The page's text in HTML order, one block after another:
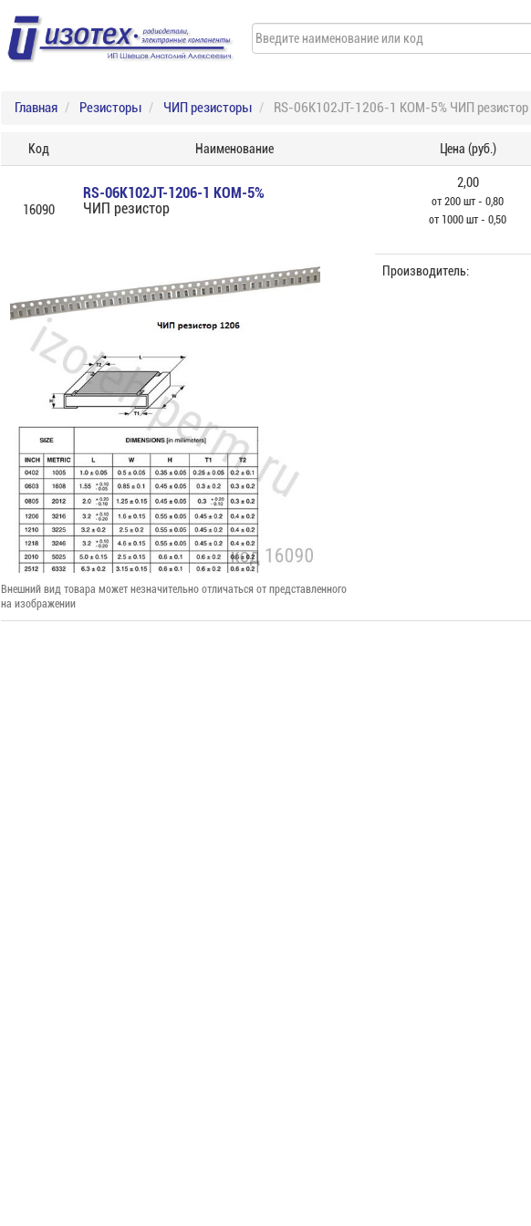
Главная Резисторы ЧИП резисторы RS-06K102JT-1206-1 КОМ-5% ЧИП резистор
Код Наименование Цена (руб.)
16090
RS-06K102JT-1206-1 КОМ-5%
ЧИП резистор
2,00
от 200 шт - 0,80
от 1000 шт - 0,50
Внешний вид товара может незначительно отличаться от представленного
на изображении
Производитель: